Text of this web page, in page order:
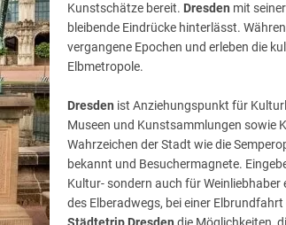
Kunstschätze bereit. Dresden mit
bleibende Eindrücke hinterlässt.
vergangene Epochen und erleben die
Elbmetropole.
Dresden ist Anziehungspunkt für
Museen und Kunstsammlungen sowie
Wahrzeichen der Stadt wie die
bekannt und Besuchermagnete.
Kultur- sondern auch für Weinliebhaber
des Elberadwegs, bei einer